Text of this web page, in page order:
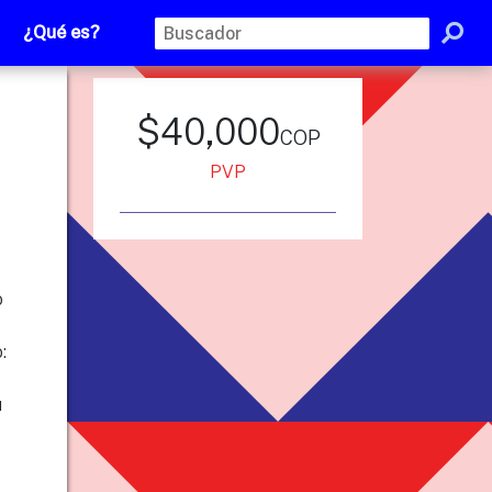
¿Qué es?
$40,000cop
PVP